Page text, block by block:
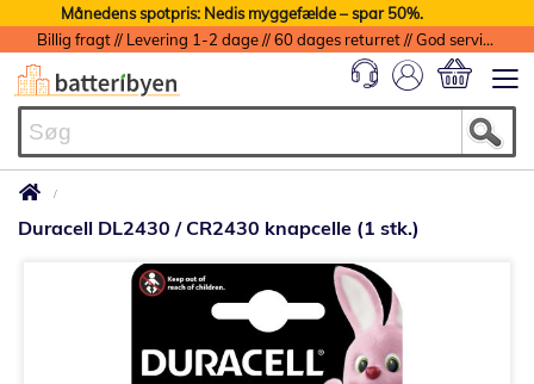
Månedens spotpris: Nedis myggefælde – spar 50%.
Billig fragt // Levering 1-2 dage // 60 dages returret // God service med garanti
Duracell DL2430 / CR2430 knapcelle (1 stk.)